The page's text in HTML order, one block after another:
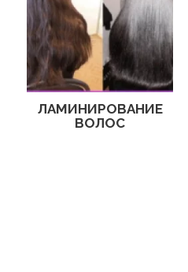
ЛАМИНИРОВАНИЕ
ВОЛОС